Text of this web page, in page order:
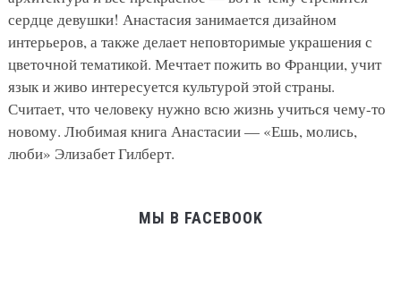
сердце девушки! Анастасия занимается дизайном
интерьеров, а также делает неповторимые украшения с
цветочной тематикой. Мечтает пожить во Франции, учит
язык и живо интересуется культурой этой страны.
Считает, что человеку нужно всю жизнь учиться чему-то
новому. Любимая книга Анастасии — «Ешь, молись,
люби» Элизабет Гилберт.
МЫ В FACEBOOK